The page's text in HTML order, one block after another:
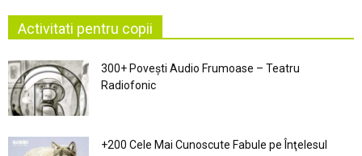
Activitati pentru copii
300+ Povești Audio Frumoase – Teatru
Radiofonic
+200 Cele Mai Cunoscute Fabule pe Înţelesul